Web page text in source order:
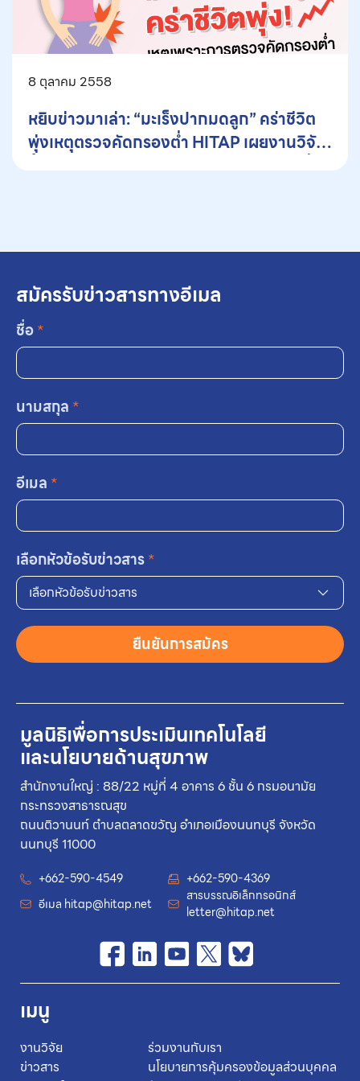
8 ตุลาคม 2558
หยิบข่าวมาเล่า: “มะเร็งปากมดลูก” คร่าชีวิต
พุ่งเหตุตรวจคัดกรองต่ำ HITAP เผยงานวิจัย
มูลนิธิเพื่อการประเมินเทคโนโลยี
และนโยบายด้านสุขภาพ
สำนักงานใหญ่ : 88/22 หมู่ที่ 4 อาคาร 6 ชั้น 6 กรมอนามัย
กระทรวงสาธารณสุข
ถนนติวานนท์ ตำบลตลาดขวัญ อำเภอเมืองนนทบุรี จังหวัด
นนทบุรี 11000
+662-590-4549
+662-590-4369
อีเมล hitap@hitap.net
สารบรรณอิเล็กทรอนิกส์
letter@hitap.net
เมนู
งานวิจัย
ข่าวสาร
ร่วมงานกับเรา
นโยบายการคุ้มครองข้อมูลส่วนบุคคล
สมัครรับข่าวสารทางอีเมล
ชื่อ*
นามสกุล *
อีเมล *
เลือกหัวข้อรับข่าวสาร*
เลือกหัวข้อรับข่าวสาร
ยืนยันการสมัคร